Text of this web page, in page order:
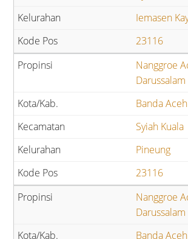
Iemasen
23116
Nanggroe
Darussalam
Banda Aceh
Syiah Kuala
Pineung
23116
Nanggroe
Darussalam
Banda Aceh